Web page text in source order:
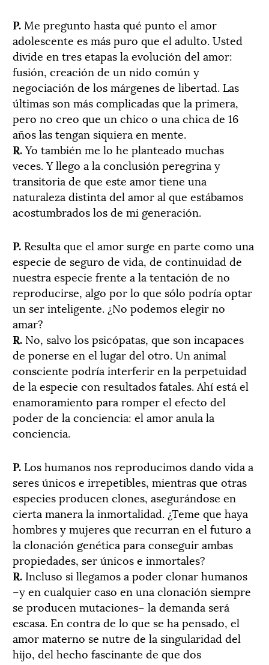
P. Me pregunto hasta qué punto el amor
adolescente es más puro que el adulto. Usted
divide en tres etapas la evolución del amor:
fusión, creación de un nido común y
negociación de los márgenes de libertad. Las
últimas son más complicadas que la primera,
pero no creo que un chico o una chica de 16
años las tengan siquiera en mente.
R.Yo también me lo he planteado muchas
veces. Y llego a la conclusión peregrina y
transitoria de que este amor tiene una
naturaleza distinta del amor al que estábamos
acostumbrados los de mi generación.
P. Resulta que el amor surge en parte como una
especie de seguro de vida, de continuidad de
nuestra especie frente a la tentación de no
reproducirse, algo por lo que sólo podría optar
un ser inteligente. ¿No podemos elegir no
amar?
R. No, salvo los psicópatas, que son incapaces
de ponerse en el lugar del otro. Un animal
consciente podría interferir en la perpetuidad
de la especie con resultados fatales. Ahí está el
enamoramiento para romper el efecto del
poder de la conciencia: el amor anula la
conciencia.
P. Los humanos nos reproducimos dando vida a
seres únicos e irrepetibles, mientras que otras
especies producen clones, asegurándose en
cierta manera la inmortalidad. ¿Teme que haya
hombres y mujeres que recurran en el futuro a
la clonación genética para conseguir ambas
propiedades, ser únicos e inmortales?
R. Incluso si llegamos a poder clonar humanos
–y en cualquier caso en una clonación siempre
se producen mutaciones– la demanda será
escasa. En contra de lo que se ha pensado, el
amor materno se nutre de la singularidad del
hijo, del hecho fascinante de que dos